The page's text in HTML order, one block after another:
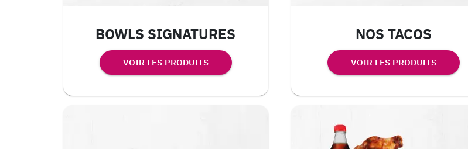
BOWLS SIGNATURES
VOIR LES PRODUITS
NOS TACOS
VOIR LES PRODUITS